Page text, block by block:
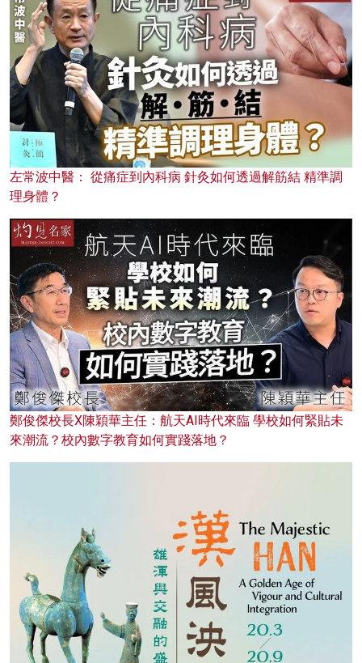
左常波中醫： 從痛症到內科病 針灸如何透過解筋結 精準調
理身體？
鄭俊傑校長X陳穎華主任：航天AI時代來臨 學校如何緊貼未
來潮流？校內數字教育如何實踐落地？